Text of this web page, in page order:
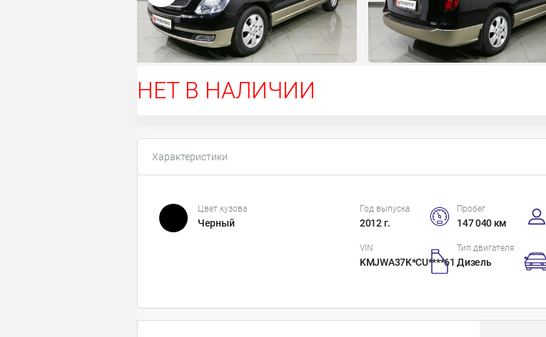
НЕТ В НАЛИЧИИ
Характеристики
Цвет кузова
Черный
Год выпуска
2012 г.
Пробег
147 040 км
VIN
KMJWA37K*CU****61
Тип двигателя
Дизель